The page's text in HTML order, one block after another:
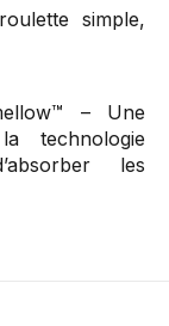
simple,
– Une
technologie
les